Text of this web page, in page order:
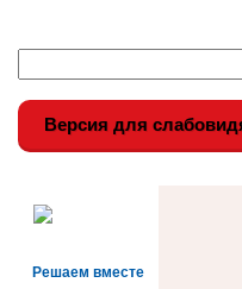
Версия для
Решаем вместе